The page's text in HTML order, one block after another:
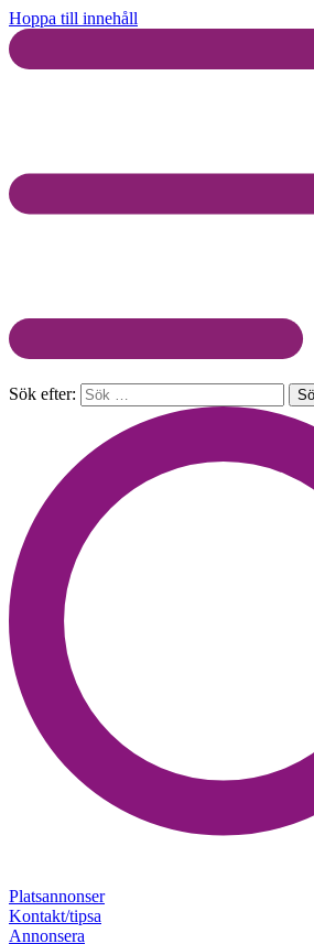
Hoppa till innehåll
Sök efter:
Platsannonser
Kontakt/tipsa
Annonsera